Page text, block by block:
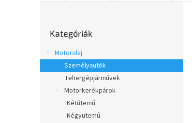
s
ó
átugrása
Kategóriák
Motorolaj
Személyautók
Tehergépjárművek
Motorkerékpárok
Kétütemű
Négyütemű